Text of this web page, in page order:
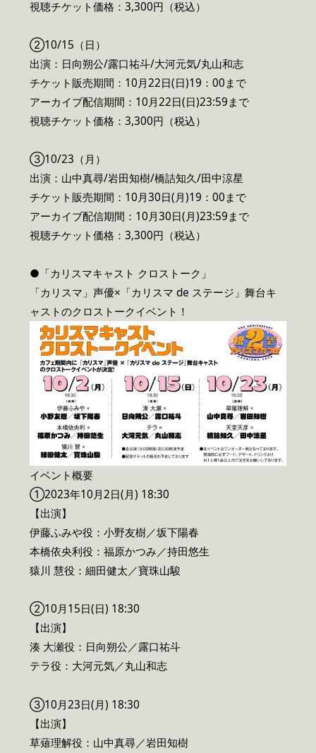
視聴チケット価格：3,300円（税込）
②10/15（日）
出演：日向朔公/露口祐斗/大河元気/丸山和志
チケット販売期間：10月22日(日)19：00まで
アーカイブ配信期間：10月22日(日)23:59まで
視聴チケット価格：3,300円（税込）
③10/23（月）
出演：山中真尋/岩田知樹/橋詰知久/田中涼星
チケット販売期間：10月30日(月)19：00まで
アーカイブ配信期間：10月30日(月)23:59まで
視聴チケット価格：3,300円（税込）
●「カリスマキャスト クロストーク」
「カリスマ」声優×「カリスマ de ステージ」舞台キ
ャストのクロストークイベント！
イベント概要
①2023年10月2日(月) 18:30
【出演】
伊藤ふみや役：小野友樹／坂下陽春
本橋依央利役：福原かつみ／持田悠生
猿川 慧役：細田健太／寶珠山駿
②10月15日(日) 18:30
【出演】
湊 大瀬役：日向朔公／露口祐斗
テラ役：大河元気／丸山和志
③10月23日(月) 18:30
【出演】
草薙理解役：山中真尋／岩田知樹